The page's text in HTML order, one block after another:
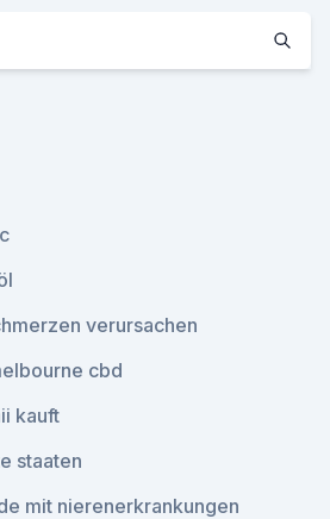
verursachen
cbd
kauft
staaten
mit nierenerkrankungen